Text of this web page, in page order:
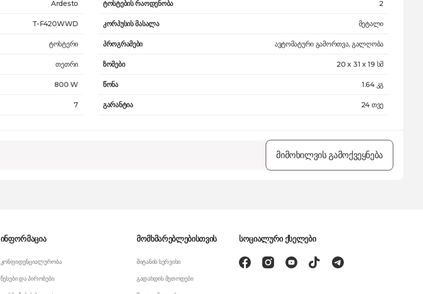
Ardesto
T-F420WWD
ტოსტერი
თეთრი
800 W
7
ტოსტების რაოდენობა 2
კორპუსის მასალა მეტალი
პროგრამები ავტომატური გამორთვა, გალღობა
ზომები 20 х 31 х 19 სმ
წონა 1.64 კგ
გარანტია 24 თვე
მიმოხილვის გამოქვეყნება
ინფორმაცია
კონფიდენციალურობა
წესები და პირობები
მომხმარებლებისთვის
მიტანის სერვისი
გადახდის მეთოდები
სოციალური ქსელები